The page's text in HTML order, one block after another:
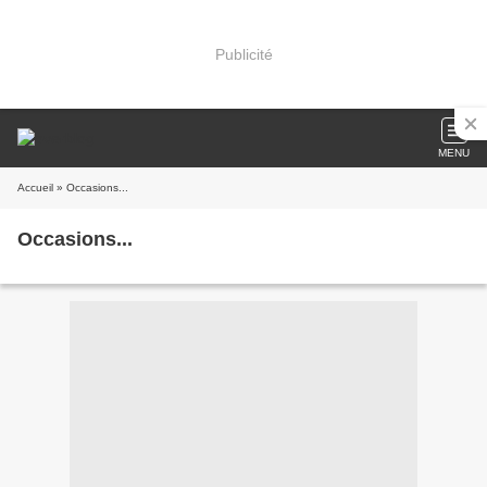
Publicité
MENU
Accueil » Occasions...
Occasions...